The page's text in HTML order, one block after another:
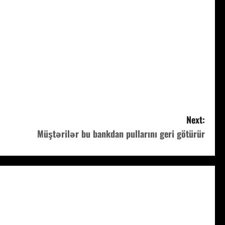
Next:
Müştərilər bu bankdan pullarını geri götürür